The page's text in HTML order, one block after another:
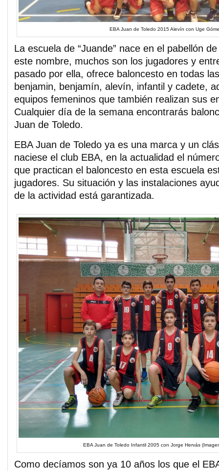
EBA Juan de Toledo 2015 Alevín con Uge
La escuela de “Juande” nace en el pabellón
este nombre, muchos son los jugadores y
pasado por ella, ofrece baloncesto en todas
benjamin, benjamín, alevín, infantil y cadete,
equipos femeninos que también realizan sus
Cualquier día de la semana encontrarás
Juan de Toledo.
EBA Juan de Toledo ya es una marca y un
naciese el club EBA, en la actualidad el
que practican el baloncesto en esta escuela
jugadores. Su situación y las instalaciones
de la actividad está garantizada.
EBA Juan de Toledo Infantil 2005 con Jorge Hervás
Como decíamos son ya 10 años los que el